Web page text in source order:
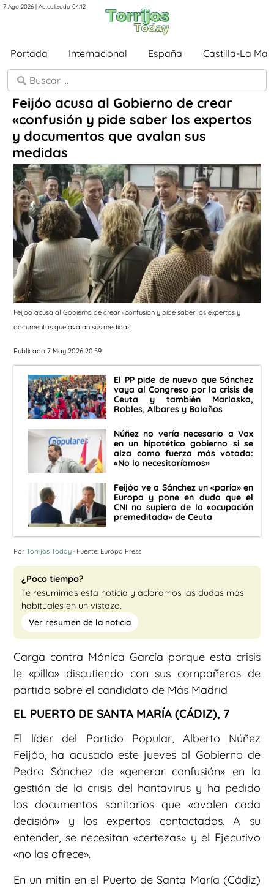
7 Ago 2026 | Actualizado 04:12
Portada Internacional España Castilla-La
Feijóo acusa al Gobierno de crear
«confusión y pide saber los expertos
y documentos que avalan sus
medidas
Feijóo acusa al Gobierno de crear «confusión y pide saber los expertos y
documentos que avalan sus medidas
Publicado 7 May 2026 20:59
El PP pide de nuevo que Sánchez
vaya al Congreso por la crisis de
Ceuta y también Marlaska,
Robles, Albares y Bolaños
Núñez no vería necesario a Vox
en un hipotético gobierno si se
alza como fuerza más votada:
«No lo necesitaríamos»
Feijóo ve a Sánchez un «paria» en
Europa y pone en duda que el
CNI no supiera de la «ocupación
premeditada» de Ceuta
Por Torrijos Today · Fuente: Europa Press
¿Poco tiempo?
Te resumimos esta noticia y aclaramos las dudas más
habituales en un vistazo.
Ver resumen de la noticia
Carga contra Mónica García porque esta crisis
le «pilla» discutiendo con sus compañeros de
partido sobre el candidato de Más Madrid
EL PUERTO DE SANTA MARÍA (CÁDIZ), 7
El líder del Partido Popular, Alberto Núñez
Feijóo, ha acusado este jueves al Gobierno de
Pedro Sánchez de «generar confusión» en la
gestión de la crisis del hantavirus y ha pedido
los documentos sanitarios que «avalen cada
decisión» y los expertos contactados. A su
entender, se necesitan «certezas» y el Ejecutivo
«no las ofrece».
En un mitin en el Puerto de Santa María (Cádiz)